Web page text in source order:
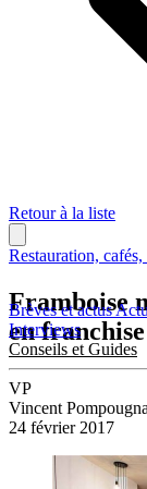
Brèves et actus
Interviews
Conseils et Guides
Retour à la liste
Restauration,
Framboise
en franchise
VP
Vincent
24 février 2017